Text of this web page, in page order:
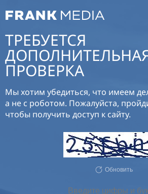
ТРЕБУЕТСЯ
ПРОВЕРКА
Мы хотим убедиться, что имеем
а не с роботом. Пожалуйста,
чтобы получить доступ к сайту.
Обновить